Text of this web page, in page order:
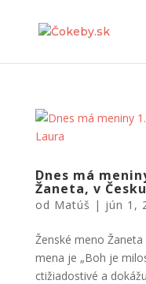
Dnes má
Žaneta, v
od Matúš | jún 1,
Ženské meno
mena je „Boh je
ctižiadostivé a